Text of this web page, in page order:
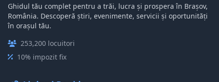
Ghidul tău complet pentru a trăi, lucra și prospera în Brașov,
România. Descoperă știri, evenimente, servicii și oportunități
în orașul tău.
253,200 locuitori
10% impozit fix